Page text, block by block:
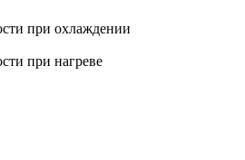
при охлаждении
при нагреве